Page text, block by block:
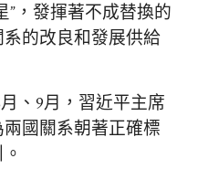
”，發揮著不成替換的
的改良和發展供給
、9月，習近平主席
國關系朝著正確標